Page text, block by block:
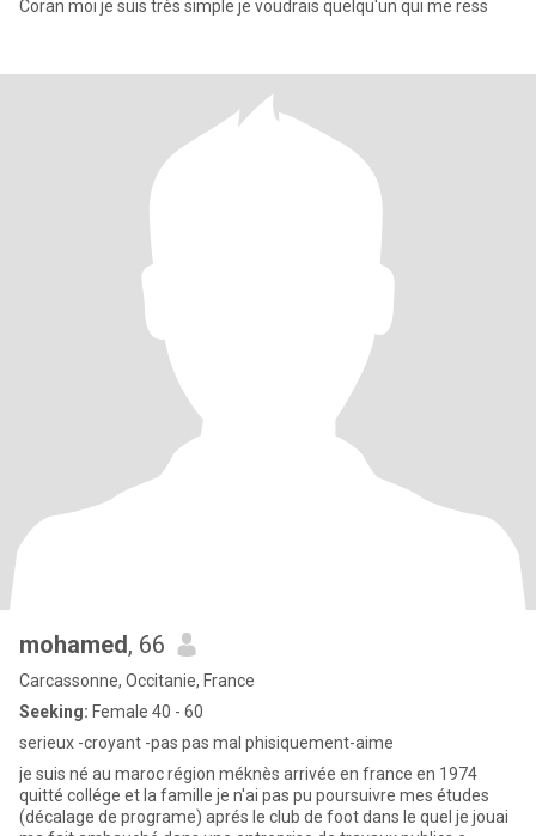
Coran moi je suis très simple je voudrais quelqu'un qui me ress
mohamed, 66
Carcassonne, Occitanie, France
Seeking: Female 40 - 60
serieux -croyant -pas pas mal phisiquement-aime
je suis né au maroc région méknès arrivée en france en 1974
quitté collége et la famille je n'ai pas pu poursuivre mes études
(décalage de programe) aprés le club de foot dans le quel je jouai